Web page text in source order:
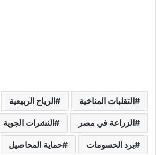
التقلبات المناخية الرياح الربيعية
الزراعة في مصر النشرات الجوية
برد الحسومات حماية المحاصيل